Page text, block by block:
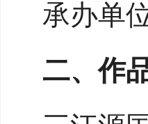
承办单
二、作